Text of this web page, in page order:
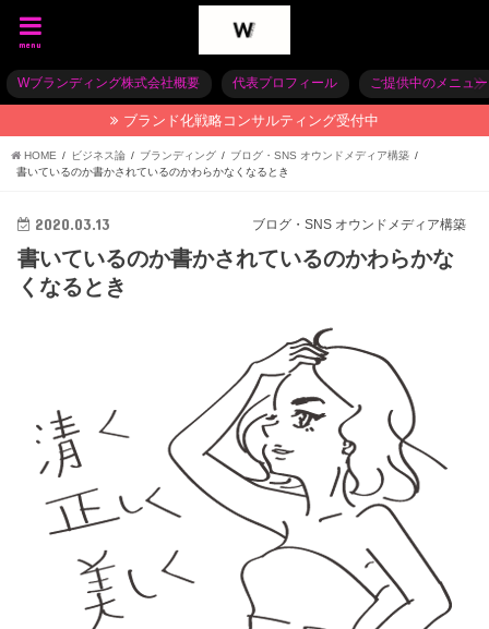
menu
Wブランディング株式会社概要 代表プロフィール ご提供中のメニュー
ブランド化戦略コンサルティング受付中
HOME ビジネス論 ブランディング
ブログ・SNS オウンドメディア構築
書いているのか書かされているのかわらかなくなるとき
ブログ・SNS オウンドメディア構築
2020.03.13
書いているのか書かされているのかわらかな
くなるとき